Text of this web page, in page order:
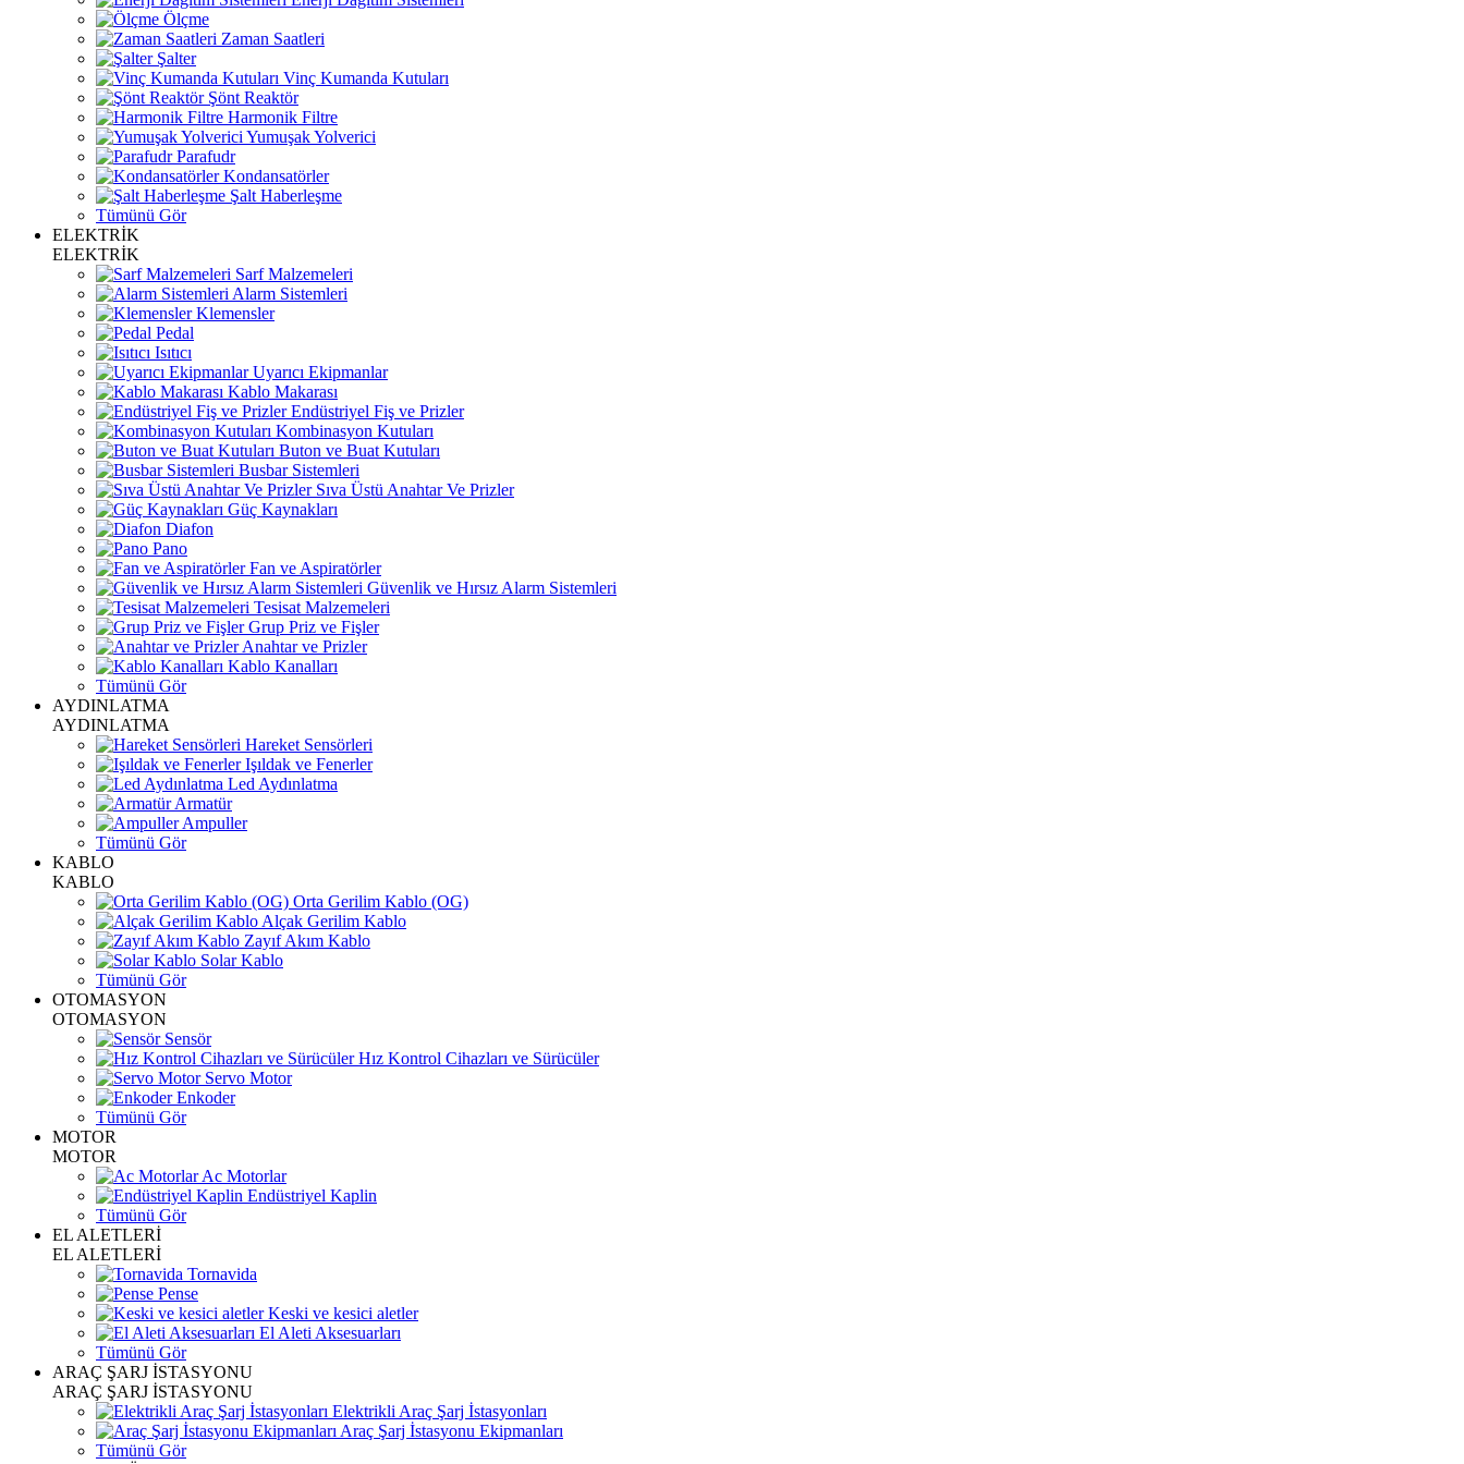
Ölçme
Zaman Saatleri
Şalter
Vinç Kumanda Kutuları
Şönt Reaktör
Harmonik Filtre
Yumuşak Yolverici
Parafudr
Kondansatörler
Şalt Haberleşme
Tümünü Gör
ELEKTRİK
ELEKTRİK
Sarf Malzemeleri
Alarm Sistemleri
Klemensler
Pedal
Isıtıcı
Uyarıcı Ekipmanlar
Kablo Makarası
Endüstriyel Fiş ve Prizler
Kombinasyon Kutuları
Buton ve Buat Kutuları
Busbar Sistemleri
Sıva Üstü Anahtar Ve Prizler
Güç Kaynakları
Diafon
Pano
Fan ve Aspiratörler
Güvenlik ve Hırsız Alarm Sistemleri
Tesisat Malzemeleri
Grup Priz ve Fişler
Anahtar ve Prizler
Kablo Kanalları
Tümünü Gör
AYDINLATMA
AYDINLATMA
Hareket Sensörleri
Işıldak ve Fenerler
Led Aydınlatma
Armatür
Ampuller
Tümünü Gör
KABLO
KABLO
Orta Gerilim Kablo (OG)
Alçak Gerilim Kablo
Zayıf Akım Kablo
Solar Kablo
Tümünü Gör
OTOMASYON
OTOMASYON
Sensör
Hız Kontrol Cihazları ve Sürücüler
Servo Motor
Enkoder
Tümünü Gör
MOTOR
MOTOR
Ac Motorlar
Endüstriyel Kaplin
Tümünü Gör
EL ALETLERİ
EL ALETLERİ
Tornavida
Pense
Keski ve kesici aletler
El Aleti Aksesuarları
Tümünü Gör
ARAÇ ŞARJ İSTASYONU
ARAÇ ŞARJ İSTASYONU
Elektrikli Araç Şarj İstasyonları
Araç Şarj İstasyonu Ekipmanları
Tümünü Gör